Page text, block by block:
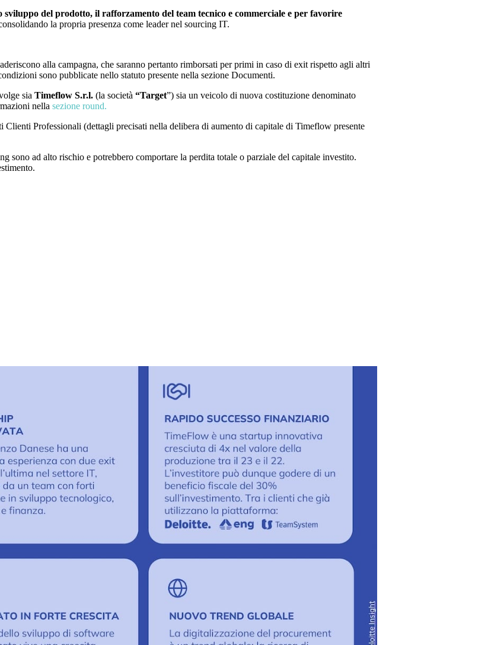
sviluppo del prodotto, il rafforzamento del team tecnico e commerciale e per favorire
la propria presenza come leader nel sourcing IT.
alla campagna, che saranno pertanto rimborsati per primi in caso di exit rispetto agli altri
sono pubblicate nello statuto presente nella sezione Documenti.
sia Timeflow S.r.l. (la società “Target”) sia un veicolo di nuova costituzione denominato
nella sezione round.
Professionali (dettagli precisati nella delibera di aumento di capitale di Timeflow presente
ad alto rischio e potrebbero comportare la perdita totale o parziale del capitale investito.